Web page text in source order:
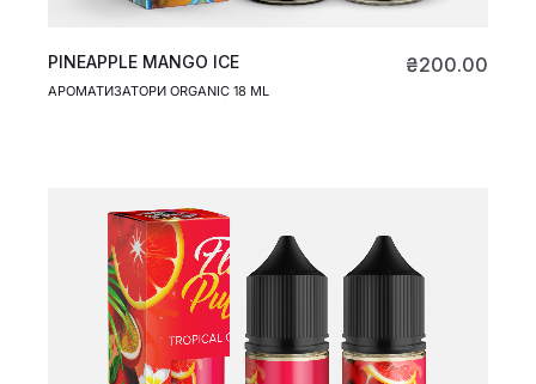
PINEAPPLE MANGO ICE
АРОМАТИЗАТОРИ ORGANIC 18 ML
₴200.00